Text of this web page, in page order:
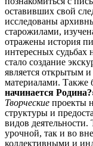
оставивших свой
исследованы
старожилами,
отражены история
интересных судьбах
стало создание
является открытым
материалами. Также
начинается
Творческие проекты
структуры и
видов
урочной, так и во
коллективными и